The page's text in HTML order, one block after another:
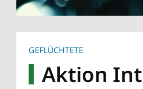
GEFLÜCHTETE
Aktion